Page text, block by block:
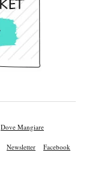
Dove Mangiare
Newsletter Facebook